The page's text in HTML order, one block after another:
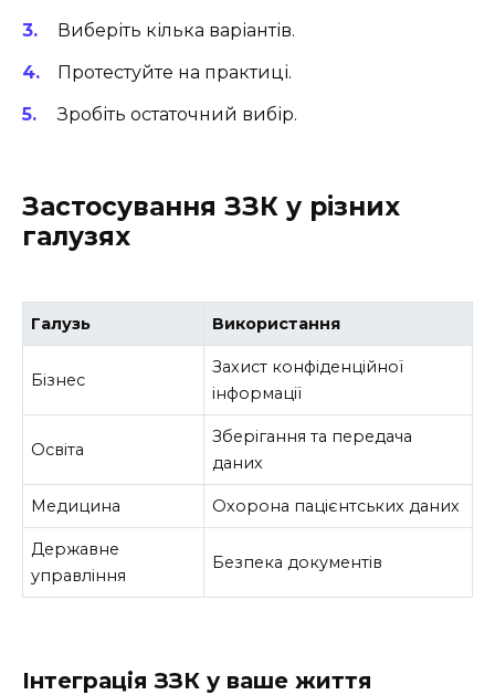
Виберіть кілька варіантів.
Протестуйте на практиці.
Зробіть остаточний вибір.
Застосування ЗЗК у різних
галузях
Галузь Використання
Бізнес
Захист конфіденційної
інформації
Освіта
Зберігання та передача
даних
Медицина Охорона пацієнтських даних
Державне
управління
Безпека документів
Інтеграція ЗЗК у ваше життя